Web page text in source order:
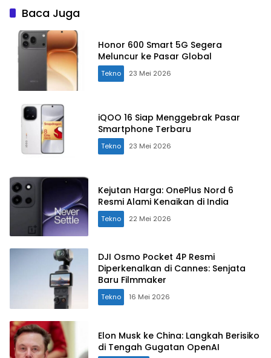
Baca Juga
Honor 600 Smart 5G Segera
Meluncur ke Pasar Global
Tekno 23 Mei 2026
iQOO 16 Siap Menggebrak Pasar
Smartphone Terbaru
Tekno 23 Mei 2026
Kejutan Harga: OnePlus Nord 6
Resmi Alami Kenaikan di India
Tekno 22 Mei 2026
DJI Osmo Pocket 4P Resmi
Diperkenalkan di Cannes: Senjata
Baru Filmmaker
Tekno 16 Mei 2026
Elon Musk ke China: Langkah Berisiko
di Tengah Gugatan OpenAI